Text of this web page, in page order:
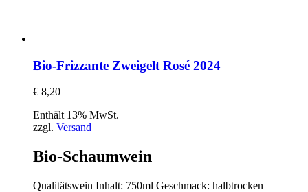
Bio-Frizzante Zweigelt Rosé 2024
€ 8,20
Enthält 13% MwSt.
zzgl. Versand
Bio-Schaumwein
Qualitätswein Inhalt: 750ml Geschmack: halbtrocken